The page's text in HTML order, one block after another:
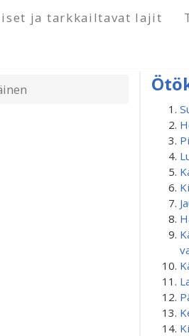
ja tarkkailtavat lajit